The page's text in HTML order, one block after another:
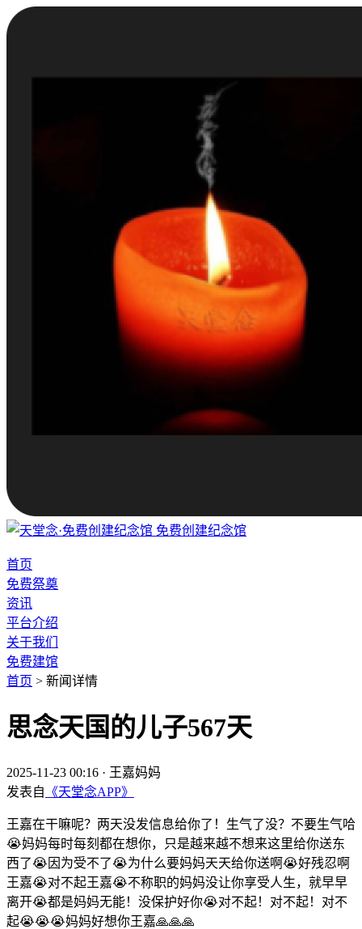
免费创建纪念馆
首页
免费祭奠
资讯
平台介绍
关于我们
免费建馆
首页 > 新闻详情
思念天国的儿子567天
2025-11-23 00:16 · 王嘉妈妈
发表自 《天堂念APP》
王嘉在干嘛呢？两天没发信息给你了！生气了没？不要生气哈
😭妈妈每时每刻都在想你，只是越来越不想来这里给你送东
西了😭因为受不了😭为什么要妈妈天天给你送啊😭好残忍啊
王嘉😭对不起王嘉😭不称职的妈妈没让你享受人生，就早早
离开😭都是妈妈无能！没保护好你😭对不起！对不起！对不
起😭😭😭妈妈好想你王嘉🙏🙏🙏